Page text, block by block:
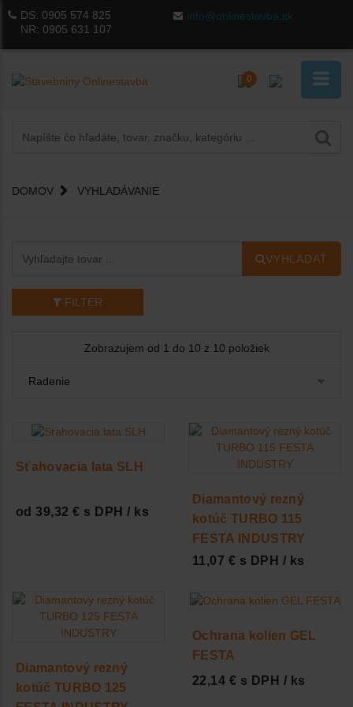
DS: 0905 574 825
NR: 0905 631 107
info@onlinestavba.sk
0
DOMOV VYHLADÁVANIE
VYHĽADAŤ
FILTER
Zobrazujem od 1 do 10 z 10 položiek
Sťahovacia lata SLH
od 39,32 € s DPH / ks
Diamantový rezný
kotúč TURBO 115
FESTA INDUSTRY
11,07 € s DPH / ks
Diamantový rezný
kotúč TURBO 125
Ochrana kolien GEL
FESTA
22,14 € s DPH / ks